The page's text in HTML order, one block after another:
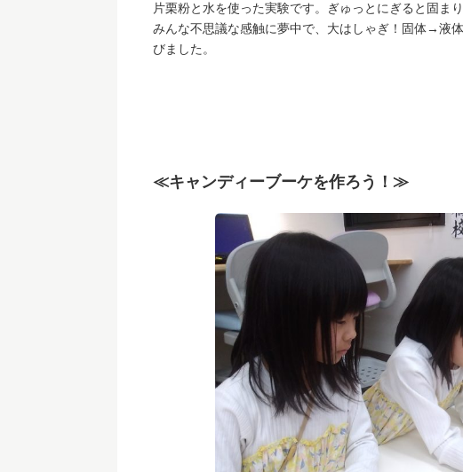
片栗粉と水を使った実験です。ぎゅっとにぎると固ま
みんな不思議な感触に夢中で、大はしゃぎ！固体→液
びました。
≪キャンディーブーケを作ろう！≫